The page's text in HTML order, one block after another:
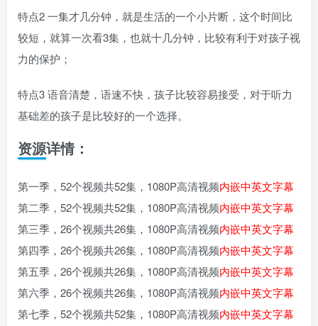
特点2 一集才几分钟，就是生活的一个小片断，这个时间比
较短，就算一次看3集，也就十几分钟，比较有利于对孩子视
力的保护；
特点3 语音清楚，语速不快，孩子比较容易接受，对于听力
基础差的孩子是比较好的一个选择。
资源详情：
第一季，52个视频共52集，1080P高清视频内嵌中英文字幕
第二季，52个视频共52集，1080P高清视频内嵌中英文字幕
第三季，26个视频共26集，1080P高清视频内嵌中英文字幕
第四季，26个视频共26集，1080P高清视频内嵌中英文字幕
第五季，26个视频共26集，1080P高清视频内嵌中英文字幕
第六季，26个视频共26集，1080P高清视频内嵌中英文字幕
第七季，52个视频共52集，1080P高清视频内嵌中英文字幕